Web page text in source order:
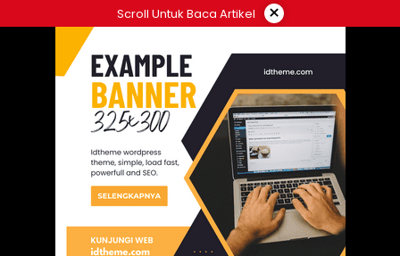
ke
Scroll Untuk Baca Artikel ×